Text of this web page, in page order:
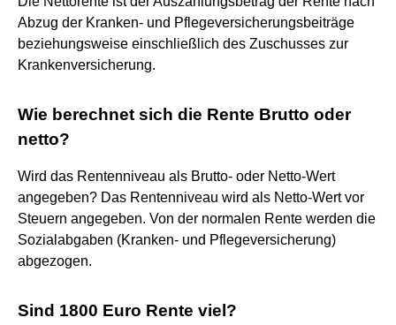
Abzug der Kranken- und Pflegeversicherungsbeiträge
beziehungsweise einschließlich des Zuschusses zur
Krankenversicherung.
Wie berechnet sich die Rente Brutto oder
netto?
Wird das Rentenniveau als Brutto- oder Netto-Wert
angegeben? Das Rentenniveau wird als Netto-Wert vor
Steuern angegeben. Von der normalen Rente werden die
Sozialabgaben (Kranken- und Pflegeversicherung)
abgezogen.
Sind 1800 Euro Rente viel?